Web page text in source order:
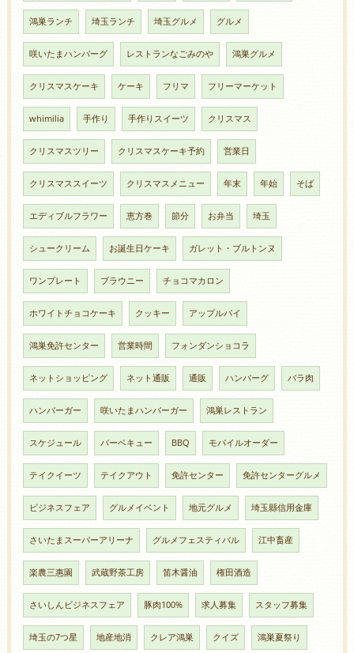
鴻巣ランチ 埼玉ランチ 埼玉グルメ グルメ
咲いたまハンバーグ レストランなごみのや 鴻巣グルメ
クリスマスケーキ ケーキ フリマ フリーマーケット
whimilia 手作り 手作りスイーツ クリスマス
クリスマスツリー クリスマスケーキ予約 営業日
クリスマススイーツ クリスマスメニュー 年末 年始 そば
エディブルフラワー 恵方巻 節分 お弁当 埼玉
シュークリーム お誕生日ケーキ ガレット・ブルトンヌ
ワンプレート ブラウニー チョコマカロン
ホワイトチョコケーキ クッキー アップルパイ
鴻巣免許センター 営業時間 フォンダンショコラ
ネットショッピング ネット通販 通販 ハンバーグ バラ肉
ハンバーガー 咲いたまハンバーガー 鴻巣レストラン
スケジュール バーベキュー BBQ モバイルオーダー
テイクイーツ テイクアウト 免許センター 免許センターグルメ
ビジネスフェア グルメイベント 地元グルメ 埼玉縣信用金庫
さいたまスーパーアリーナ グルメフェスティバル 江中畜産
楽農三惠園 武蔵野茶工房 笛木醤油 権田酒造
さいしんビジネスフェア 豚肉100% 求人募集 スタッフ募集
埼玉の7つ星 地産地消 クレア鴻巣 クイズ 鴻巣夏祭り